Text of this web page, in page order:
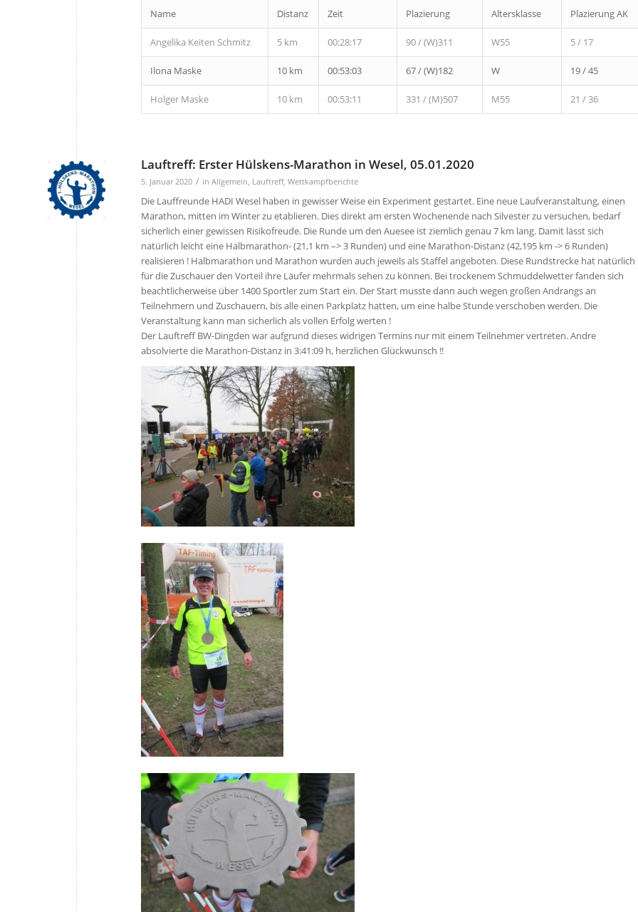
Name Distanz Zeit Plazierung Altersklasse Plazierung AK
Angelika Keiten Schmitz 5 km 00:28:17 90 / (W)311 W55 5 / 17
Ilona Maske 10 km 00:53:03 67 / (W)182 W 19 / 45
Holger Maske 10 km 00:53:11 331 / (M)507 M55 21 / 36
Lauftreff: Erster Hülskens-Marathon in Wesel, 05.01.2020
5. Januar 2020 / in Allgemein Lauftreff, Wettkampfberichte
Die Lauffreunde HADI Wesel haben in gewisser Weise ein Experiment gestartet. Eine neue Laufveranstaltung, einen
Marathon, mitten im Winter zu etablieren. Dies direkt am ersten Wochenende nach Silvester zu versuchen, bedarf
sicherlich einer gewissen Risikofreude. Die Runde um den Auesee ist ziemlich genau 7 km lang. Damit lässt sich
natürlich leicht eine Halbmarathon- (21,1 km –> 3 Runden) und eine Marathon-Distanz (42,195 km -> 6 Runden)
realisieren ! Halbmarathon und Marathon wurden auch jeweils als Staffel angeboten. Diese Rundstrecke hat natürlich
für die Zuschauer den Vorteil ihre Läufer mehrmals sehen zu können. Bei trockenem Schmuddelwetter fanden sich
beachtlicherweise über 1400 Sportler zum Start ein. Der Start musste dann auch wegen großen Andrangs an
Teilnehmern und Zuschauern, bis alle einen Parkplatz hatten, um eine halbe Stunde verschoben werden. Die
Veranstaltung kann man sicherlich als vollen Erfolg werten !
Der Lauftreff BW-Dingden war aufgrund dieses widrigen Termins nur mit einem Teilnehmer vertreten. Andre
absolvierte die Marathon-Distanz in 3:41:09 h, herzlichen Glückwunsch !!